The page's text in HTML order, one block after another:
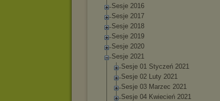
Sesje 2016
Sesje 2017
Sesje 2018
Sesje 2019
Sesje 2020
Sesje 2021
Sesje 01 Styczeń 2021
Sesje 02 Luty 2021
Sesje 03 Marzec 2021
Sesje 04 Kwiecień 2021